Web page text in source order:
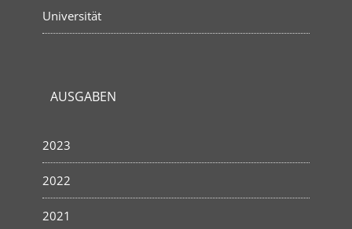
Universität
AUSGABEN
2023
2022
2021